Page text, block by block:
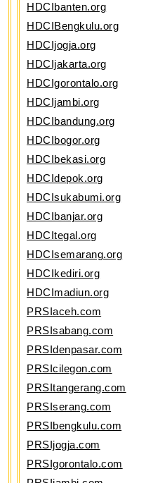
HDCIbanten.org
HDCIBengkulu.org
HDCIjogja.org
HDCIjakarta.org
HDCIgorontalo.org
HDCIjambi.org
HDCIbandung.org
HDCIbogor.org
HDCIbekasi.org
HDCIdepok.org
HDCIsukabumi.org
HDCIbanjar.org
HDCItegal.org
HDCIsemarang.org
HDCIkediri.org
HDCImadiun.org
PRSIaceh.com
PRSIsabang.com
PRSIdenpasar.com
PRSIcilegon.com
PRSItangerang.com
PRSIserang.com
PRSIbengkulu.com
PRSIjogja.com
PRSIgorontalo.com